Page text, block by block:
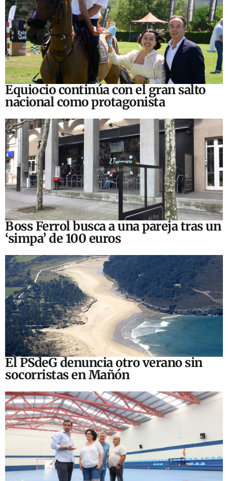
Equiocio continúa con el gran salto
nacional como protagonista
Boss Ferrol busca a una pareja tras un
‘simpa’ de 100 euros
El PSdeG denuncia otro verano sin
socorristas en Mañón